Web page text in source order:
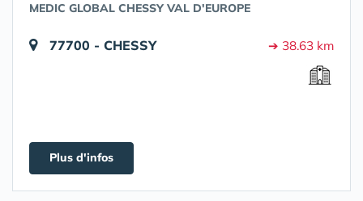
MEDIC GLOBAL CHESSY VAL D'EUROPE
77700 - CHESSY ➔ 38.63 km
Plus d'infos